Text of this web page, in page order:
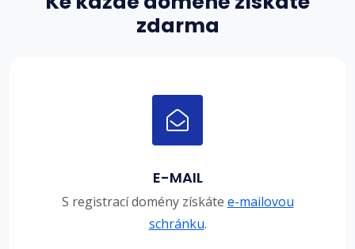
zdarma
E-MAIL
S registrací domény získáte e-mailovou
schránku.